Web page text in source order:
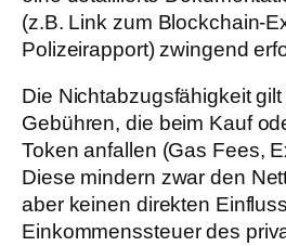
(z.B. Link zum Blockchain-
Polizeirapport) zwingend
Die Nichtabzugsfähigkeit
Gebühren, die beim Kauf
Token anfallen (Gas Fees,
Diese mindern zwar den
aber keinen direkten
Einkommenssteuer des